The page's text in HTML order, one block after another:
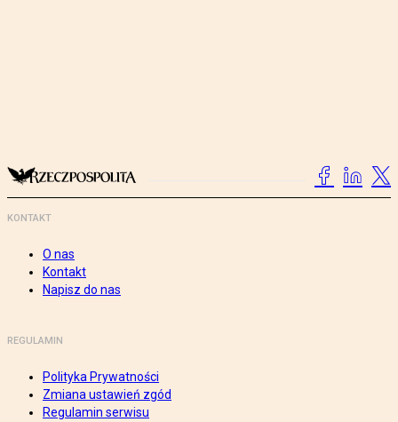
KONTAKT
O nas
Kontakt
Napisz do nas
REGULAMIN
Polityka Prywatności
Zmiana ustawień zgód
Regulamin serwisu